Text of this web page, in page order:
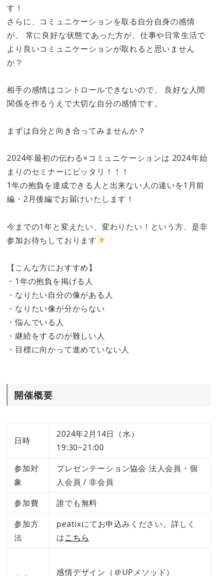
す！
さらに、コミュニケーションを取る自分自身の感情
が、 常に良好な状態であった方が、仕事や日常生活で
より良いコミュニケーションが取れると思いません
か？
相手の感情はコントロールできないので、 良好な人間
関係を作るうえで大切な自分の感情です。
まずは自分と向き合ってみませんか？
2024年最初の伝わる×コミュニケーションは 2024年始
まりのセミナーにピッタリ！！！
1年の抱負を達成できる人と出来ない人の違いを1月前
編・2月後編でお届けいたします！
今までの1年と変えたい、変わりたい！という方、是非
参加お待ちしております
【こんな方におすすめ】
・1年の抱負を掲げる人
・なりたい自分の像がある人
・なりたい像が分からない
・悩んでいる人
・継続をするのが難しい人
・目標に向かって進めていない人
開催概要
日時
2024年2月14日（水）
19:30~21:00
参加対
象
プレゼンテーション協会 法人会員・個
人会員 / 非会員
参加費
誰でも無料
参加方
法
peatixにてお申込みください。詳しく
はこちら
感情デザイン（＠UPメソッド）